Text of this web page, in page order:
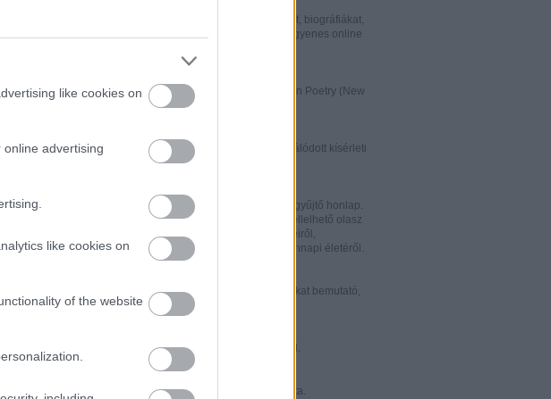
like cookies on
advertising
like cookies on
of the website
Régi és kortárs olasz irodalmi műveket, biográfiákat,
szerzőket és recenziókat bemutató, ingyenes online
Gradiva - International Journal of Italian Poetry (New
York - Roma)
Az iskolai irodalomoktatásra specializálódott kísérleti
folyóirat.
A világ italianisztikai folyóiratait egybegyűjtő honlap.
Számos információt kínál a világban fellelhető olasz
tanszékek folyóiratairól, kiadott könyveiről,
publikációiról, ösztöndíjairól és mindennapi életéről.
Régi és ritka történelmi dokumentumokat bemutató,
érdekes és könnyen átlátható honlap.
Irodalmi és egyéb témákat kínáló oldal.
A rangos olasz folyóirat online változata.